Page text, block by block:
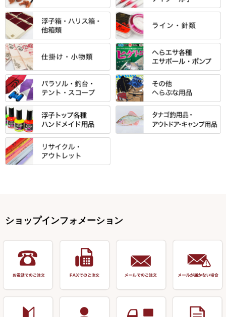
エントラント・ＳＰＷシリーズ
スモールクロコダイルシリーズ
エクセーヌ・スエードシリーズ
バッグ・小物ケース・ワッペン
クッション・シート・スカー
ト・エプロン
保護ケース
アクリルシリーズ・アクセサリ
「至高」シリーズ
万力付お膳
クワセ皿・コブ皿・角皿
浮子筒・浮子箱・ハリス箱・玉
ノ柄スタンド
小物箱・うどん箱・うどん皿
ハサミケース
カウンター
針外し・糸ほどき
シマノ
ダイワ
がまかつ
サクラ・NISSIN・合成竿・他
光竹作 カーボン竿掛・玉ノ柄
匠絆・かちどき・旋（めぐ
る）・千望・千尋・悠月・その
他
すべて
当店オリジナル「勝俊」作
光竹 製品
松村作（万力）
松村作（先受・その他）
万久作
岐山 製品
逍遥（しょうよう）
玉網（高級品）
替網・仕付糸
玉置（高級品）
すべて
忠相・一志
昴 ・TOMO
りきや ・ 大祐
心也・士天・狂鬼
伊吹 ・ SATTO
KEN∑HI【ケンシ】
すべて
金鯱 シリーズ
浮子箱
浮子立て・浮子筒
ハリスケース
仕掛箱・小物箱
ハリスメジャー系
すべて
東レ・ラーヂ
サンライン ・ ダン
鬼掛・MARUTO
すべて
ウキ止めストッパー・糸・チュ
ーブ
ウキゴム 遊動式
松葉仕掛用
底取りアイテム
ハサミ
すべて
マルキュー 麩系
マルキュー その他
ポンプ絞り器・ポンプ類
すべて
パラソル
テント
リーズ
釣台 釣宝・その他
すべて
バック＆ロッドケース
偏光サングラス
小物ケース・保護ケース
すべて
浮子用素材
塗料用 筆
装飾品
リサイクル 竹竿（～19,999円）
リサイクル 竹竿（深山）
リサイクル 浮子
リサイクル 玉網・玉置・フラ
ショップインフォメーション